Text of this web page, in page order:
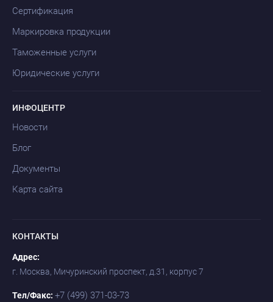
Сертификация
Маркировка продукции
Таможенные услуги
Юридические услуги
ИНФОЦЕНТР
Новости
Блог
Документы
Карта сайта
КОНТАКТЫ
Адрес:
г. Москва, Мичуринский проспект, д.31, корпус 7
Тел/Факс: +7 (499) 371-03-73